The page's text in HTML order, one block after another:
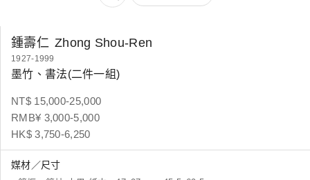
鍾壽仁 Zhong Shou-Ren
1927-1999
墨竹、書法(二件一組)
NT$ 15,000-25,000
RMB¥ 3,000-5,000
HK$ 3,750-6,250
媒材／尺寸